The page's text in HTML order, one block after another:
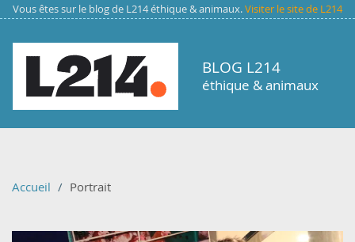
Aller au contenu principal
Vous êtes sur le blog de L214 éthique & animaux.Visiter le site de L214
BLOG L214
éthique & animaux
Accueil Portrait